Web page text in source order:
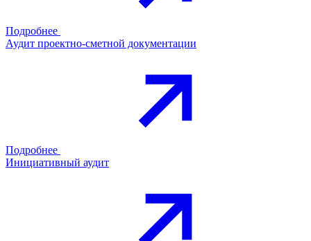
Подробнее
Аудит проектно-сметной документации
Подробнее
Инициативный аудит